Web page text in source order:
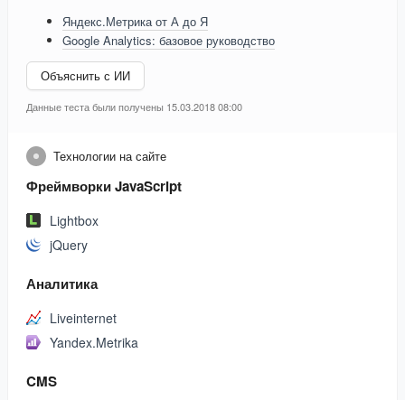
Яндекс.Метрика от А до Я
Google Analytics: базовое руководство
Объяснить с ИИ
Данные теста были получены 15.03.2018 08:00
Технологии на сайте
Фреймворки JavaScript
Lightbox
jQuery
Аналитика
Liveinternet
Yandex.Metrika
CMS